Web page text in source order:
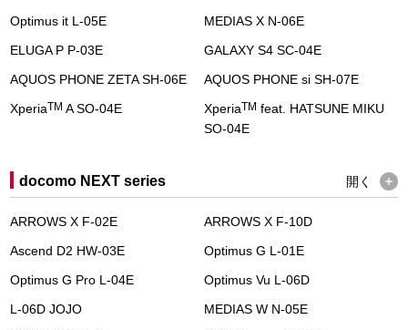
Optimus it L-05E
MEDIAS X N-06E
ELUGA P P-03E
GALAXY S4 SC-04E
AQUOS PHONE ZETA SH-06E
AQUOS PHONE si SH-07E
XperiaTM A SO-04E XperiaTM feat. HATSUNE MIKU
SO-04E
docomo NEXT series 開く
ARROWS X F-02E
ARROWS X F-10D
Ascend D2 HW-03E
Optimus G L-01E
Optimus G Pro L-04E
Optimus Vu L-06D
L-06D JOJO
MEDIAS W N-05E